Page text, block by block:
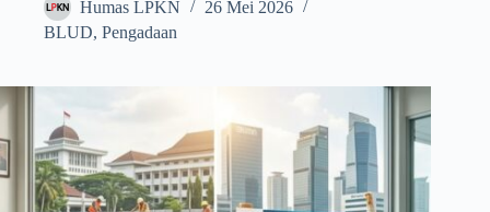
Humas LPKN
26 Mei 2026
BLUD, Pengadaan